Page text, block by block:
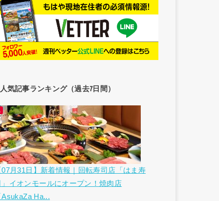
人気記事ランキング（過去7日間）
07月31日】新着情報｜回転寿司店「はま寿
」イオンモールにオープン！焼肉店
AsukaZa Ha...